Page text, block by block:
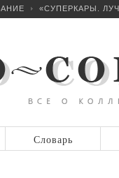
«СУПЕРКАРЫ.
Словарь